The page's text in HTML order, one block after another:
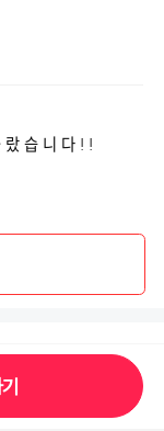
랐 습 니 다 ! !
Sponsored